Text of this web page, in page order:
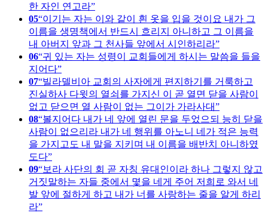
한 자인 연고라
05 이기는 자는 이와 같이 흰 옷을 입을 것이요 내가 그
이름을 생명책에서 반드시 흐리지 아니하고 그 이름을
내 아버지 앞과 그 천사들 앞에서 시인하리라
06 귀 있는 자는 성령이 교회들에게 하시는 말씀을 들을
지어다
07 빌라델비아 교회의 사자에게 편지하기를 거룩하고
진실하사 다윗의 열쇠를 가지신 이 곧 열면 닫을 사람이
없고 닫으면 열 사람이 없는 그이가 가라사대
08 볼지어다 내가 네 앞에 열린 문을 두었으되 능히 닫을
사람이 없으리라 내가 네 행위를 아노니 네가 적은 능력
을 가지고도 내 말을 지키며 내 이름을 배반치 아니하였
도다
09 보라 사단의 회 곧 자칭 유대인이라 하나 그렇지 않고
거짓말하는 자들 중에서 몇을 네게 주어 저희로 와서 네
발 앞에 절하게 하고 내가 너를 사랑하는 줄을 알게 하리
라